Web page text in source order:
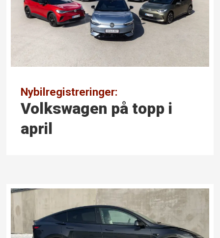
Nybilregistreringer:
Volkswagen på topp i
april